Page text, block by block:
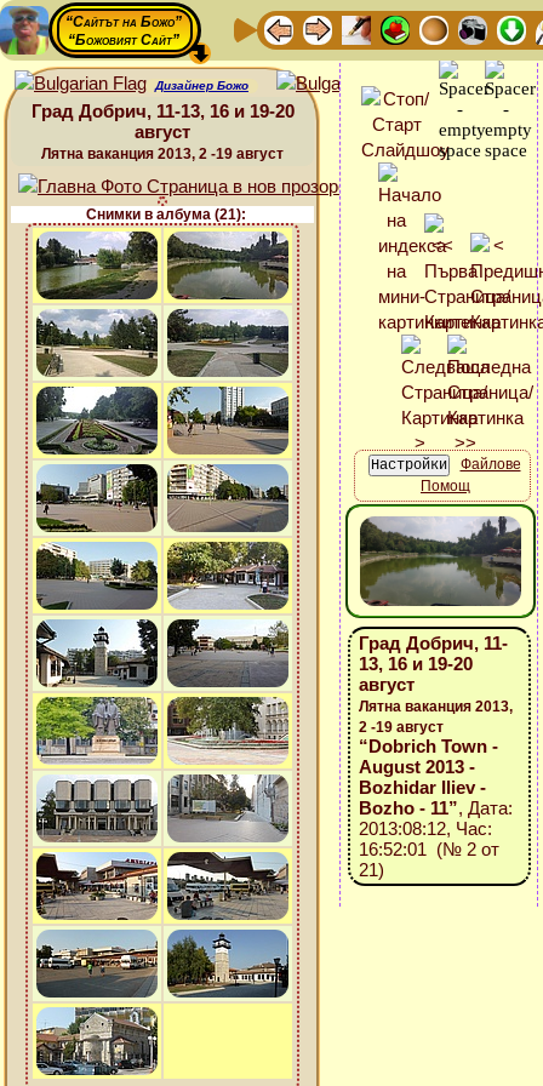
“Сайтът на Божо”
“Божовият Сайт”
Дизайнер Божо
Град Добрич, 11-13, 16 и 19-20
август
Лятна ваканция 2013, 2 -19 август
Снимки в албума (21):
Файлове
Помощ
Град Добрич, 11-
13, 16 и 19-20
август
Лятна ваканция 2013,
2 -19 август
“Dobrich Town -
August 2013 -
Bozhidar Iliev -
Bozho - 11”, Дата:
2013:08:12, Час:
16:52:01 (№ 2 от
21)